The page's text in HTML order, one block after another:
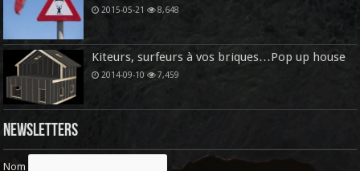
2015-05-21 8,648
Kiteurs, surfeurs à vos briques…Pop up house
2014-09-10 7,459
Newsletters
Nom